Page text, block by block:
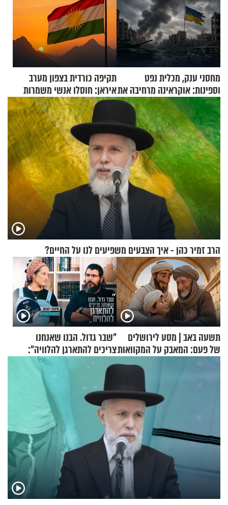
מחסני ענק, מכלית נפט
וספינות: אוקראינה מרחיבה את
התקיפות בעומק רוסיה
תקיפה כורדית בצפון מערב
איראן: חוסלו אנשי משמרות
המהפכה
הרב זמיר כהן - איך הצבעים משפיעים לנו על החיים?
תשעה באב | מסע לירושלים
של פעם: המאבק על המקוואות
"שבר גדול. הבנו שאנחנו
צריכים להתארגן להלוויה":
זוגיות במבחן, הפעם עם מרים
וגד דנינו